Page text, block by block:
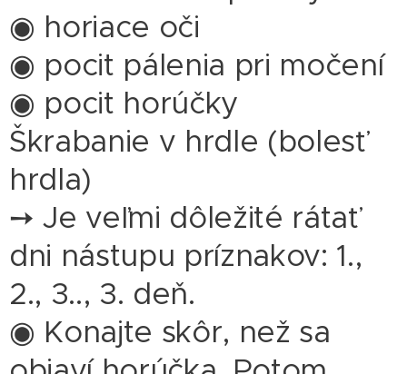
◉ horiace oči
◉ pocit pálenia pri močení
◉ pocit horúčky
Škrabanie v hrdle (bolesť
hrdla)
➙ Je veľmi dôležité rátať
dni nástupu príznakov: 1.,
2., 3.., 3. deň.
◉ Konajte skôr, než sa